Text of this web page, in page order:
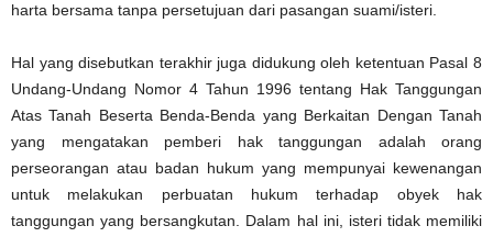
harta bersama tanpa persetujuan dari pasangan suami/isteri.
Hal yang disebutkan terakhir juga didukung oleh ketentuan Pasal 8
Undang-Undang Nomor 4 Tahun 1996 tentang Hak Tanggungan
Atas Tanah Beserta Benda-Benda yang Berkaitan Dengan Tanah
yang mengatakan pemberi hak tanggungan adalah orang
perseorangan atau badan hukum yang mempunyai kewenangan
untuk melakukan perbuatan hukum terhadap obyek hak
tanggungan yang bersangkutan. Dalam hal ini, isteri tidak memiliki